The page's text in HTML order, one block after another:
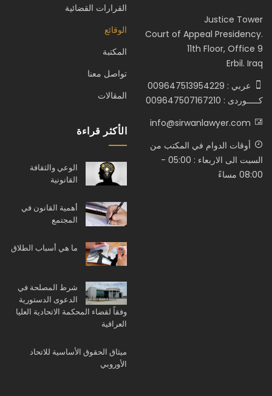
Justice Tower
Court of Appeal Presidency.
11th Floor, Office 9
Erbil. Iraq
عربي : 009647513954229
كـــــوردى : 009647507167210
info@sirwanlawyer.com
أوقات الدوام في المكتب من
السبت الى الاربعاء : 05:00 -
08:00 مساءً
القرارات القضائية
الوقائع
المكتبة
تواصل معنا
المقالات
الأكثر قراءة
الوعي والثقافة
القانونية
أهمية القانون في
المجتمع
ما هي أسباب الطلاق
شرط المصلحة في
الدعوى الدستورية
وفقاً لقضاء المحكمة الاتحادية العليا
العراقية
ميثاق الحقوق الأساسية للاتحاد
الأوروبي